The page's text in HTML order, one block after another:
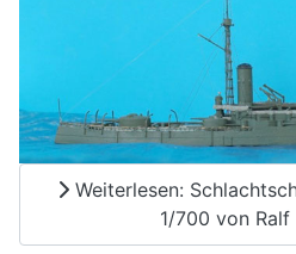
Weiterlesen:
1/700 von Ralf